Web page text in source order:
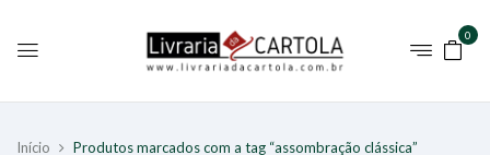
0
Início Produtos marcados com a tag “assombração clássica”